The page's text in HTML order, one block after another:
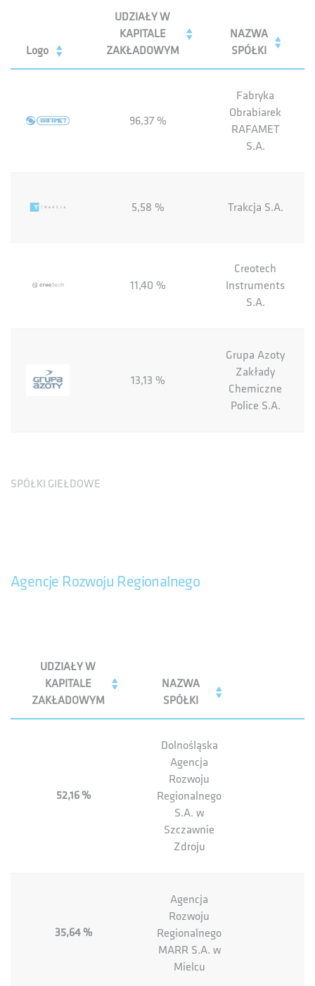
SPÓŁKI GIEŁDOWE
Logo
UDZIAŁY W
KAPITALE
ZAKŁADOWYM
NAZWA
SPÓŁKI
96,37 %
Fabryka
Obrabiarek
RAFAMET
S.A.
5,58 % Trakcja S.A.
11,40 %
Creotech
Instruments
S.A.
13,13 %
Grupa Azoty
Zakłady
Chemiczne
Police S.A.
Agencje Rozwoju Regionalnego
UDZIAŁY W
KAPITALE
ZAKŁADOWYM
NAZWA
SPÓŁKI
52,16 %
Dolnośląska
Agencja
Rozwoju
Regionalnego
S.A. w
Szczawnie
Zdroju
35,64 %
Agencja
Rozwoju
Regionalnego
MARR S.A. w
Mielcu